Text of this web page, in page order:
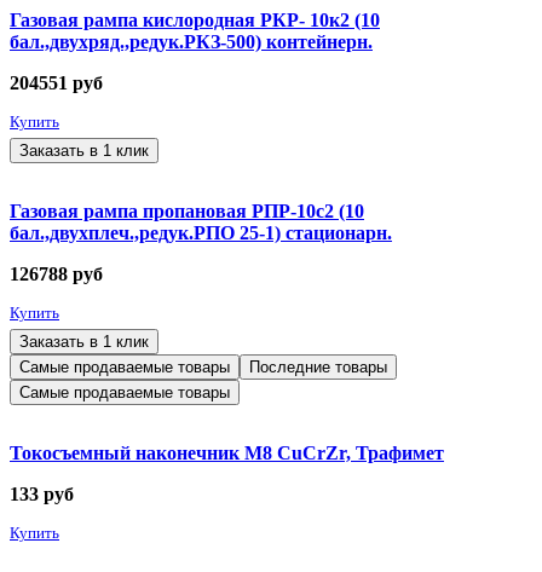
Газовая рампа кислородная РКР- 10к2 (10
бал.,двухряд.,редук.РКЗ-500) контейнерн.
204551 руб
Купить
Заказать в 1 клик
Газовая рампа пропановая РПР-10с2 (10
бал.,двухплеч.,редук.РПО 25-1) стационарн.
126788 руб
Купить
Заказать в 1 клик
Самые продаваемые товары
Последние товары
Самые продаваемые товары
Токосъемный наконечник М8 CuCrZr, Трафимет
133 руб
Купить